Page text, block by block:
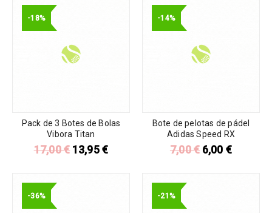
-18%
Pack de 3 Botes de Bolas
Vibora Titan
17,00€ 13,95€
-14%
Bote de pelotas de pádel
Adidas Speed RX
7,00€ 6,00 €
-36% -21%